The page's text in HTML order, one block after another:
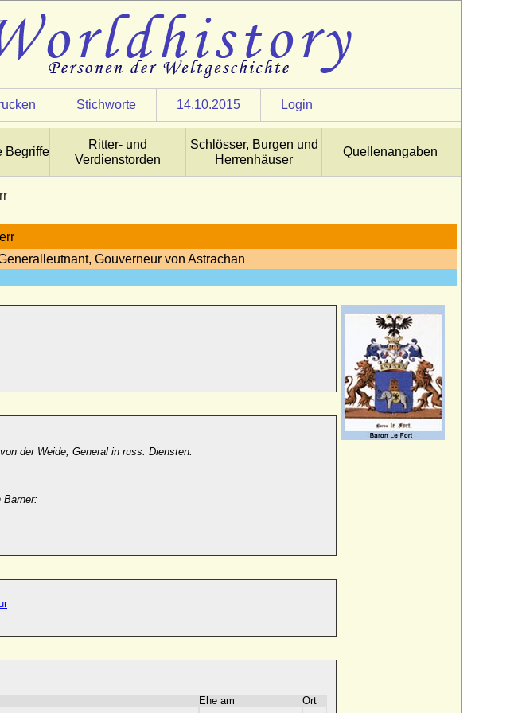
Stichworte 14.10.2015 Login
Begriffe
Ritter- und
Verdienstorden
Schlösser, Burgen und
Herrenhäuser
Quellenangaben
Gouverneur von Astrachan
der Weide, General in russ. Diensten:
Barner:
Ehe am
Ort